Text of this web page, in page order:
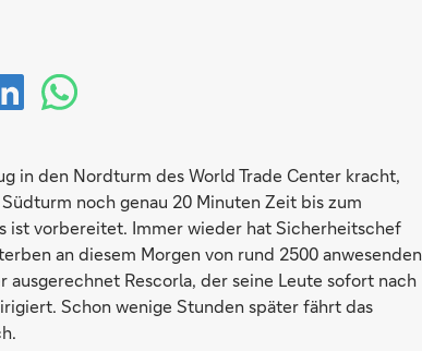
in den Nordturm des World Trade Center kracht,
noch genau 20 Minuten Zeit bis zum
ist vorbereitet. Immer wieder hat Sicherheitschef
an diesem Morgen von rund 2500 anwesenden
Rescorla, der seine Leute sofort nach
Schon wenige Stunden später fährt das